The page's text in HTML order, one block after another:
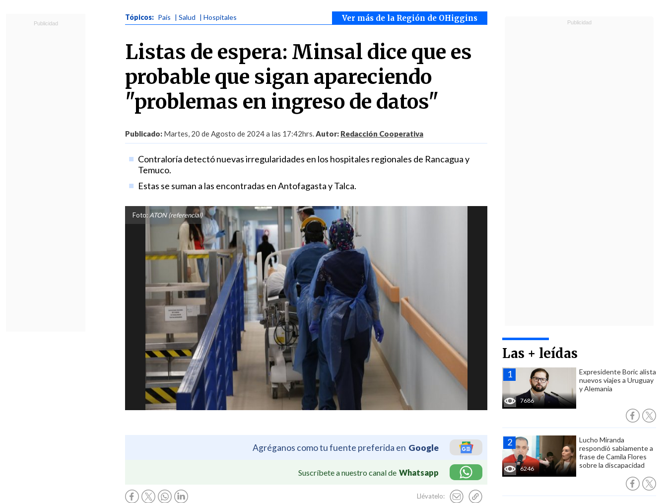
Ver más de la Región de OHiggins
Tópicos: País | Salud | Hospitales
Listas de espera: Minsal dice que es
probable que sigan apareciendo
"problemas en ingreso de datos"
Publicado: Martes, 20 de Agosto de 2024 a las 17:42hrs.Autor: Redacción Cooperativa
Contraloría detectó nuevas irregularidades en los hospitales regionales de Rancagua y
Temuco.
Estas se suman a las encontradas en Antofagasta y Talca.
Foto: ATON (referencial)
Agréganos como tu fuente preferida en Google
Suscríbete a nuestro canal de Whatsapp
Llévatelo:
Las + leídas
7686
Expresidente Boric alista
nuevos viajes a Uruguay
y Alemania
6246
Lucho Miranda
respondió sabiamente a
frase de Camila Flores
sobre la discapacidad